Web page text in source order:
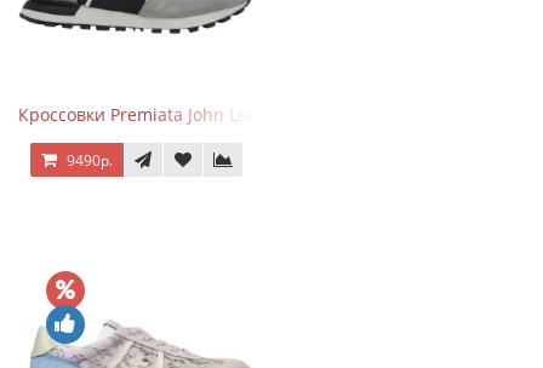
Кроссовки Premiata John Low Grey Black
9490р.